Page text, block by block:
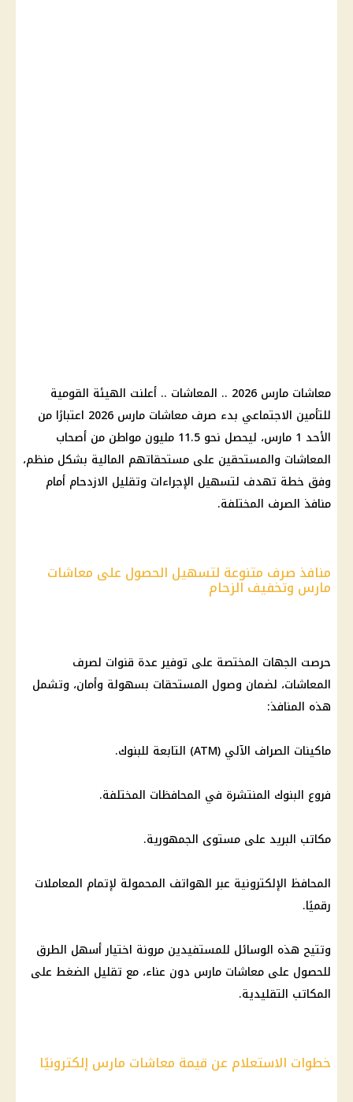
معاشات مارس 2026 .. المعاشات .. أعلنت الهيئة القومية
للتأمين الاجتماعي بدء صرف معاشات مارس 2026
اعتبارًا من
الأحد 1 مارس، ليحصل نحو 11.5 مليون مواطن من
أصحاب
المعاشات والمستحقين على مستحقاتهم المالية بشكل منظم،
وفق خطة تهدف لتسهيل الإجراءات وتقليل الازدحام أمام
منافذ الصرف المختلفة.
منافذ صرف متنوعة لتسهيل الحصول على معاشات
مارس وتخفيف الزحام
حرصت الجهات المختصة على توفير عدة قنوات لصرف
المعاشات، لضمان وصول المستحقات بسهولة وأمان، وتشمل
هذه المنافذ:
ماكينات الصراف الآلي (ATM) التابعة للبنوك.
فروع البنوك المنتشرة في المحافظات المختلفة.
مكاتب البريد على مستوى الجمهورية.
المحافظ الإلكترونية عبرالهواتف المحمولة لإتمام المعاملات
رقميًا.
وتتيح هذه الوسائل للمستفيدين مرونة اختيار أسهل الطرق
للحصول على معاشات مارس دون عناء، مع تقليل الضغط على
المكاتب التقليدية.
خطوات الاستعلام عن قيمة معاشات مارس إلكترونيًا